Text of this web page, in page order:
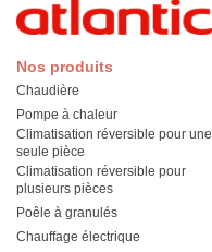
Nos produits
Chaudière
Pompe à chaleur
Climatisation réversible pour une
seule pièce
Climatisation réversible pour
plusieurs pièces
Poêle à granulés
Chauffage électrique